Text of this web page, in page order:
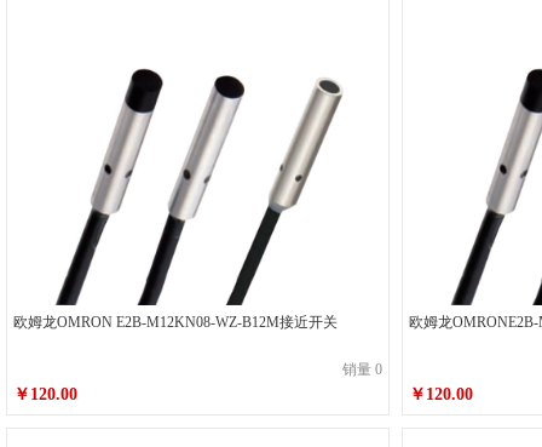
欧姆龙OMRON E2B-M12KN08-WZ-B12M接近开关
销量 0
￥120.00
欧姆龙
￥120.00